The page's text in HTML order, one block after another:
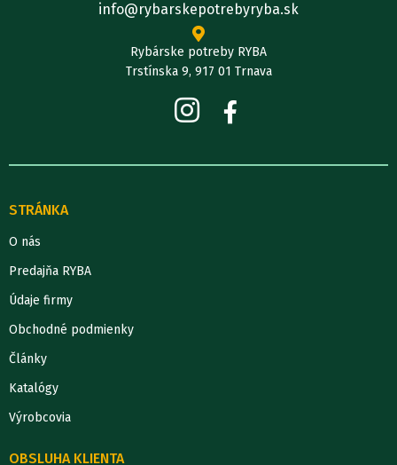
info@rybarskepotrebyryba.sk
Rybárske potreby RYBA
Trstínska 9, 917 01 Trnava
STRÁNKA
O nás
Predajňa RYBA
Údaje firmy
Obchodné podmienky
Články
Katalógy
Výrobcovia
OBSLUHA KLIENTA